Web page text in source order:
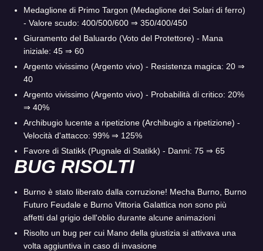
Medaglione di Primo Targon (Medaglione dei Solari di ferro)
- Valore scudo: 400/500/600 ⇒ 350/400/450
Giuramento del Baluardo (Voto del Protettore) - Mana
iniziale: 45 ⇒ 60
Argento vivissimo (Argento vivo) - Resistenza magica: 20 ⇒
40
Argento vivissimo (Argento vivo) - Probabilità di critico: 20%
⇒ 40%
Archibugio lucente a ripetizione (Archibugio a ripetizione) -
Velocità d'attacco: 99% ⇒ 125%
Favore di Statikk (Pugnale di Statikk) - Danni: 75 ⇒ 65
BUG RISOLTI
Burno è stato liberato dalla corruzione! Mecha Burno, Burno
Futuro Feudale e Burno Vittoria Galattica non sono più
affetti dal grigio dell'oblio durante alcune animazioni
Risolto un bug per cui Mano della giustizia si attivava una
volta aggiuntiva in caso di invasione